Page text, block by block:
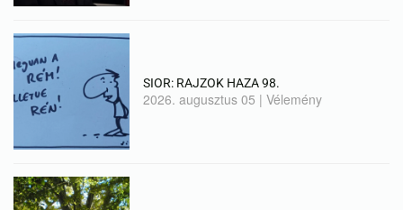
SIOR: RAJZOK HAZA 98.
2026. augusztus 05 |Vélemény